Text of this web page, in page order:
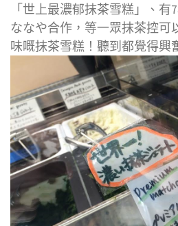
「世上最濃郁抹茶雪糕」、
ななや合作，等一眾抹茶控可
味嘅抹茶雪糕！聽到都覺得興